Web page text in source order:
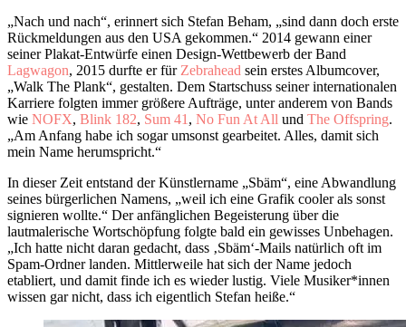
„Nach und nach“, erinnert sich Stefan Beham, „sind dann doch erste
Rückmeldungen aus den USA gekommen.“ 2014 gewann einer
seiner Plakat-Entwürfe einen Design-Wettbewerb der Band
Lagwagon, 2015 durfte er für Zebrahead sein erstes Albumcover,
„Walk The Plank“, gestalten. Dem Startschuss seiner internationalen
Karriere folgten immer größere Aufträge, unter anderem von Bands
wie NOFX, Blink 182, Sum 41 , No Fun At All und The Offspring.
„Am Anfang habe ich sogar umsonst gearbeitet. Alles, damit sich
mein Name herumspricht.“
In dieser Zeit entstand der Künstlername „Sbäm“, eine Abwandlung
seines bürgerlichen Namens, „weil ich eine Grafik cooler als sonst
signieren wollte.“ Der anfänglichen Begeisterung über die
lautmalerische Wortschöpfung folgte bald ein gewisses Unbehagen.
„Ich hatte nicht daran gedacht, dass ‚Sbäm‘-Mails natürlich oft im
Spam-Ordner landen. Mittlerweile hat sich der Name jedoch
etabliert, und damit finde ich es wieder lustig. Viele Musiker*innen
wissen gar nicht, dass ich eigentlich Stefan heiße.“